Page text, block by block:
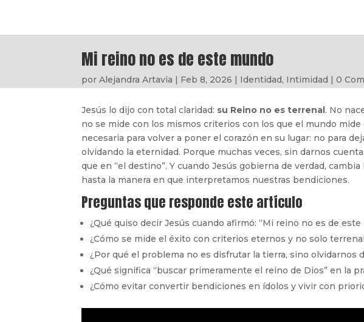
Mi reino no es de este mundo
porAlejandra Artavia | Feb 8, 2026 | Identidad, Intimidad |0
Jesús lo dijo con total claridad: su Reino no es terrenal. No
no se mide con los mismos criterios con los que el mundo
necesaria para volver a poner el corazón en su lugar: no para
olvidando la eternidad. Porque muchas veces, sin darnos
que en “el destino”. Y cuando Jesús gobierna de verdad,
hasta la manera en que interpretamos nuestras bendiciones.
Preguntas que responde este artículo
¿Qué quiso decir Jesús cuando afirmó: “Mi reino no es de este
¿Cómo se mide el éxito con criterios eternos y no solo
¿Por qué el problema no es disfrutar la tierra, sino olvidarnos
¿Qué significa “buscar primeramente el reino de Dios” en la
¿Cómo evitar convertir bendiciones en ídolos y vivir con